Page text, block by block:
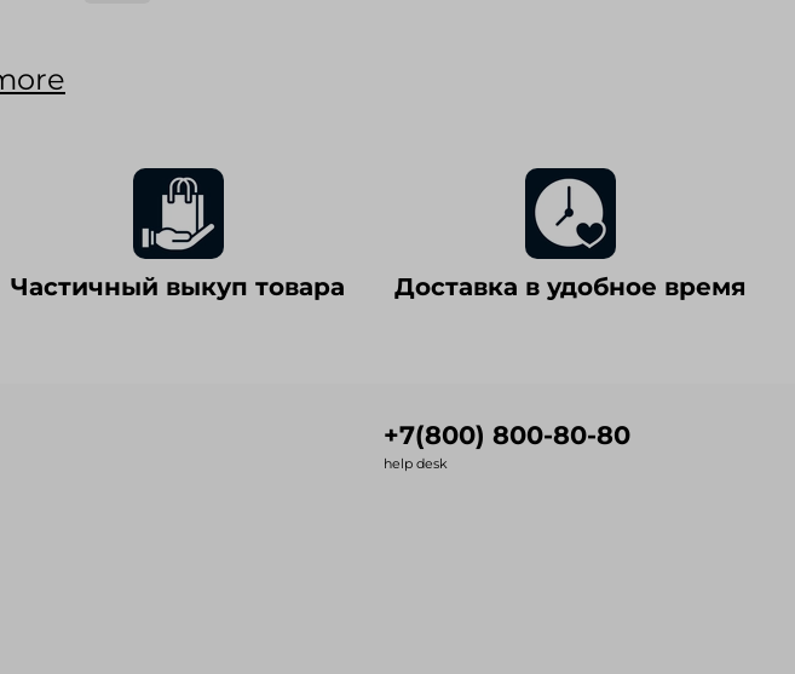
Частичный выкуп товара Доставка в удобное время
+7(800) 800-80-80
help desk